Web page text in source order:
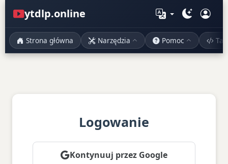
ytdlp.online
Strona główna Narzędzia Pomoc
Logowanie
Kontynuuj przez Google